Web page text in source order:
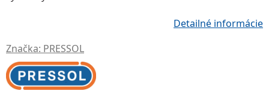
Detailné informácie
Značka: PRESSOL